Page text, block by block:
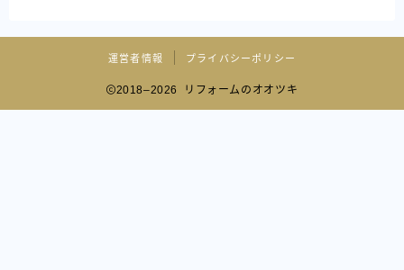
運営者情報 プライバシーポリシー
2018–2026 リフォームのオオツキ